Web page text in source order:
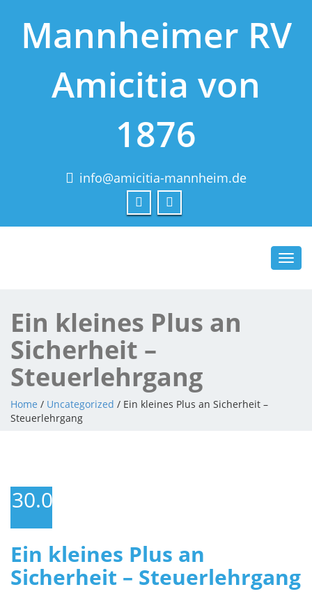
Mannheimer RV
Amicitia von
1876
info@amicitia-mannheim.de
Ein kleines Plus an
Sicherheit –
Steuerlehrgang
Home / Uncategorized / Ein kleines Plus an Sicherheit –
Steuerlehrgang
30.04.2015
Ein kleines Plus an
Sicherheit – Steuerlehrgang